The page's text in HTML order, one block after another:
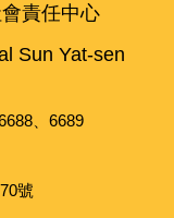
責任中心
Sun Yat-sen
、6689
號